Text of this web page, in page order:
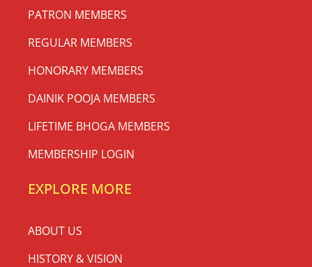
PATRON MEMBERS
REGULAR MEMBERS
HONORARY MEMBERS
DAINIK POOJA MEMBERS
LIFETIME BHOGA MEMBERS
MEMBERSHIP LOGIN
EXPLORE MORE
ABOUT US
HISTORY & VISION